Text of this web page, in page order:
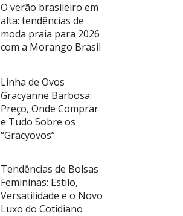
O verão brasileiro em
alta: tendências de
moda praia para 2026
com a Morango Brasil
Linha de Ovos
Gracyanne Barbosa:
Preço, Onde Comprar
e Tudo Sobre os
“Gracyovos”
Tendências de Bolsas
Femininas: Estilo,
Versatilidade e o Novo
Luxo do Cotidiano